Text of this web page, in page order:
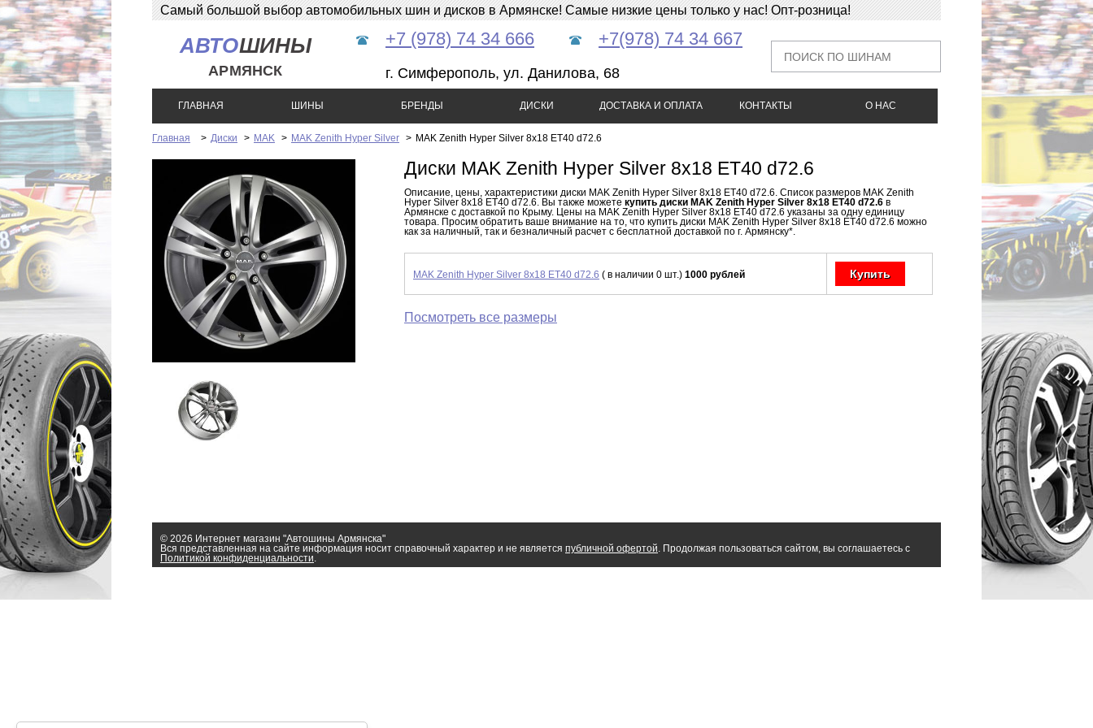
Самый большой выбор автомобильных шин и дисков в Армянске! Самые низкие цены только у нас! Опт-розница!
АВТОШИНЫ
АРМЯНСК
+7 (978) 74 34 666 +7(978) 74 34 667
г. Симферополь, ул. Данилова, 68
ГЛАВНАЯ ШИНЫ БРЕНДЫ ДИСКИ ДОСТАВКА И ОПЛАТА КОНТАКТЫ О НАС
Главная > Диски > MAK > MAK Zenith Hyper Silver > MAK Zenith Hyper Silver 8x18 ET40 d72.6
Диски MAK Zenith Hyper Silver 8x18 ET40 d72.6
Описание, цены, характеристики диски MAK Zenith Hyper Silver 8x18 ET40 d72.6. Список размеров MAK Zenith
Hyper Silver 8x18 ET40 d72.6. Вы также можете купить диски MAK Zenith Hyper Silver 8x18 ET40 d72.6 в
Армянске с доставкой по Крыму. Цены на MAK Zenith Hyper Silver 8x18 ET40 d72.6 указаны за одну единицу
товара. Просим обратить ваше внимание на то, что купить диски MAK Zenith Hyper Silver 8x18 ET40 d72.6 можно
как за наличный, так и безналичный расчет с бесплатной доставкой по г. Армянску*.
MAK Zenith Hyper Silver 8x18 ET40 d72.6 ( в наличии 0 шт.) 1000 рублей Купить
Посмотреть все размеры
© 2026 Интернет магазин "Автошины Армянска"
Вся представленная на сайте информация носит справочный характер и не является публичной офертой. Продолжая пользоваться сайтом, вы соглашаетесь с
Политикой конфиденциальности.